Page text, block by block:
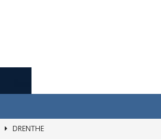
DRENTHE